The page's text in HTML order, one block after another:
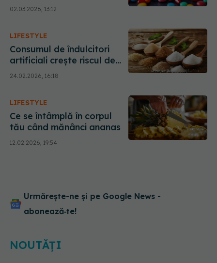
02.03.2026, 13:12
LIFESTYLE
Consumul de îndulcitori
artificiali crește riscul de
declin cognitiv cu 62%
24.02.2026, 16:18
LIFESTYLE
Ce se întâmplă în corpul
tău când mănânci ananas
12.02.2026, 19:54
Urmărește-ne și pe Google News -
abonează‑te!
NOUTĂȚI